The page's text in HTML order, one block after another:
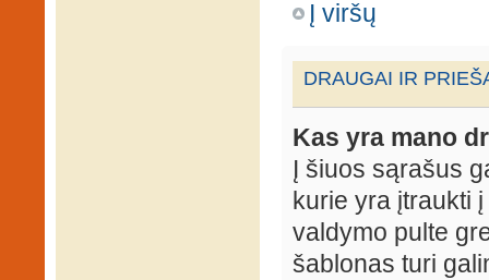
Į viršų
DRAUGAI IR
Kas yra mano
Į šiuos sąrašus
kurie yra įtraukti
valdymo pulte
šablonas turi